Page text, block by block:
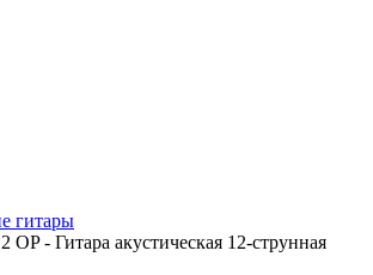
гитары
OP - Гитара акустическая 12-струнная